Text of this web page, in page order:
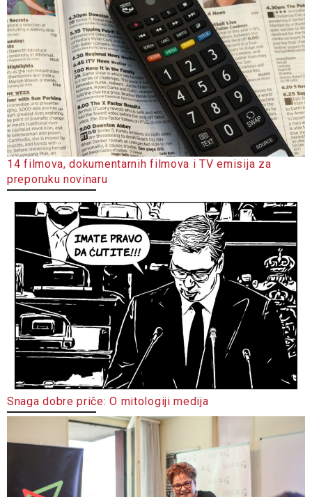
14 filmova, dokumentarnih filmova i TV emisija za
preporuku novinaru
Snaga dobre priče: O mitologiji medija